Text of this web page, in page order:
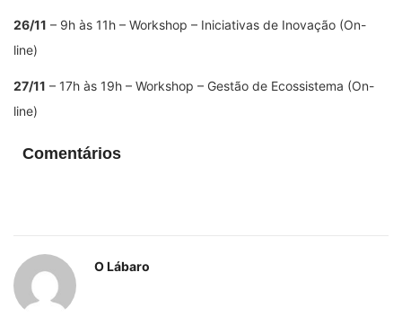
26/11 – 9h às 11h – Workshop – Iniciativas de Inovação (On-
line)
27/11 – 17h às 19h – Workshop – Gestão de Ecossistema (On-
line)
Comentários
O Lábaro